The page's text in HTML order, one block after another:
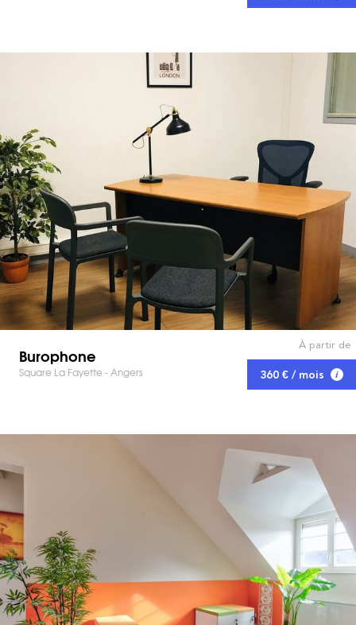
Burophone
Square La Fayette - Angers
À partir de
360 € / mois